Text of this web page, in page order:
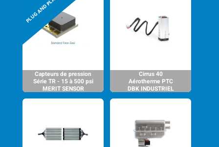
Capteurs de pression
Série TR - 15 à 500 psi
MERIT SENSOR
Cirrus 40
Aérotherme PTC
DBK INDUSTRIEL